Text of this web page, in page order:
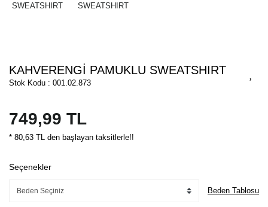
KAHVERENGİ PAMUKLU SWEATSHIRT
Stok Kodu : 001.02.873
749,99 TL
* 80,63 TL den başlayan taksitlerle!!
Seçenekler
Beden Tablosu